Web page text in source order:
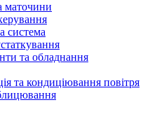
маточини
система
та обладнання
та кондиціювання повітря